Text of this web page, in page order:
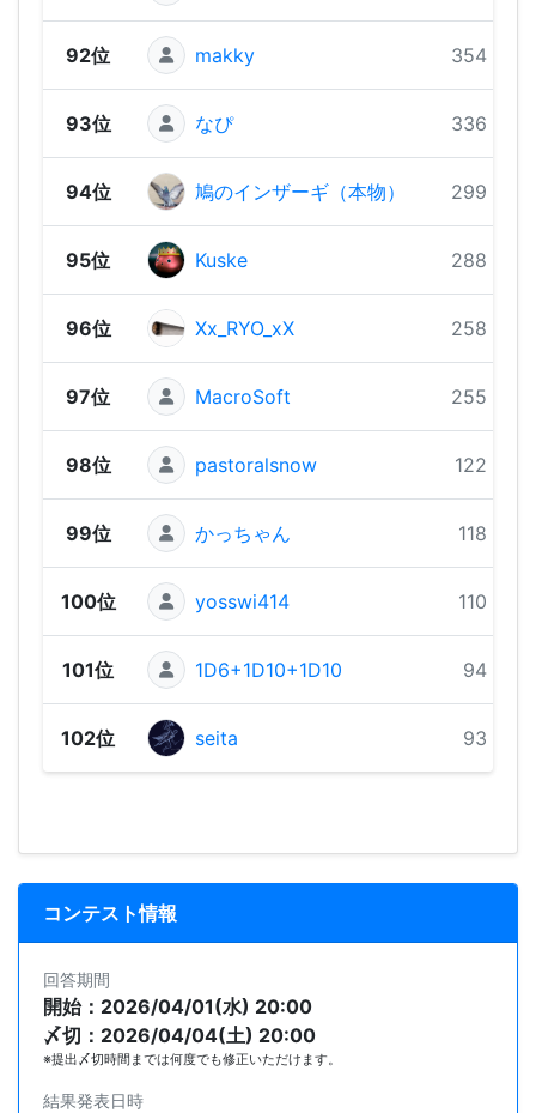
92位 makky 354 pts
93位 なぴ 336 pts
94位 鳩のインザーギ（本物） 299 pts
95位 Kuske 288 pts
96位 Xx_RYO_xX 258 pts
97位 MacroSoft 255 pts
98位 pastoralsnow 122 pts
99位 かっちゃん 118 pts
100位 yosswi414 110 pts
101位 1D6+1D10+1D10 94 pts
102位 seita 93 pts
コンテスト情報
回答期間
開始：2026/04/01(水) 20:00
〆切：2026/04/04(土) 20:00
※提出〆切時間までは何度でも修正いただけます。
結果発表日時